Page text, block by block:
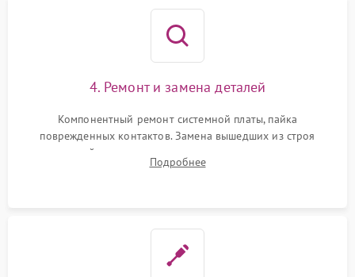
4. Ремонт и замена деталей
Компонентный ремонт системной платы, пайка
поврежденных контактов. Замена вышедших из строя
двигателей, изношенного аккумулятора, неисправного
лидара или помпы подачи воды. Восстановление шлейфов и
Подробнее